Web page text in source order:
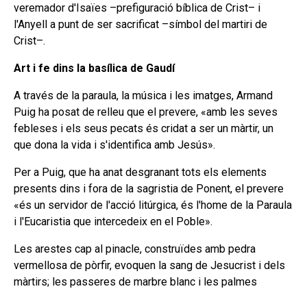
veremador d'Isaïes –prefiguració bíblica de Crist– i
l'Anyell a punt de ser sacrificat –símbol del martiri de
Crist–.
Art i fe dins la basílica de Gaudí
A través de la paraula, la música i les imatges, Armand
Puig ha posat de relleu que el prevere, «amb les seves
febleses i els seus pecats és cridat a ser un màrtir, un
que dona la vida i s'identifica amb Jesús».
Per a Puig, que ha anat desgranant tots els elements
presents dins i fora de la sagristia de Ponent, el prevere
«és un servidor de l'acció litúrgica, és l'home de la Paraula
i l'Eucaristia que intercedeix en el Poble».
Les arestes cap al pinacle, construïdes amb pedra
vermellosa de pòrfir, evoquen la sang de Jesucrist i dels
màrtirs; les passeres de marbre blanc i les palmes